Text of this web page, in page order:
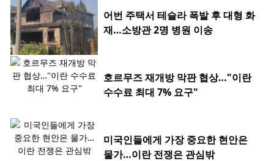
어번 주택서 테슬라 폭발 후 대형 화
재…소방관 2명 병원 이송
호르무즈 재개방 막판 협상…"이란
수수료 최대 7% 요구"
미국인들에게 가장 중요한 현안은
물가…이란 전쟁은 관심밖